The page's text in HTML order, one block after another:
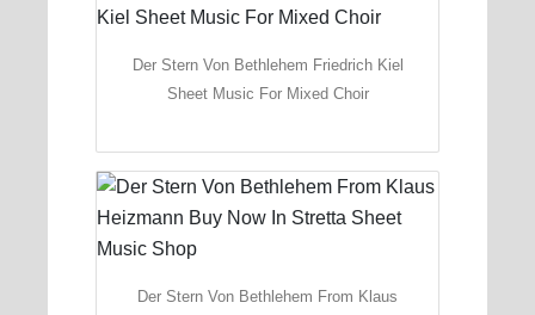
Der Stern Von Bethlehem Friedrich Kiel
Sheet Music For Mixed Choir
Der Stern Von Bethlehem From Klaus